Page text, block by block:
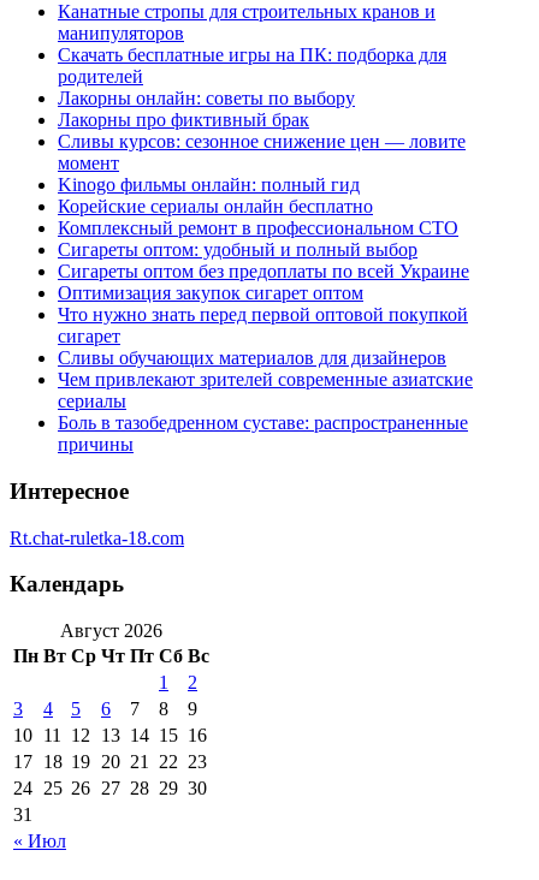
Канатные стропы для строительных кранов и
манипуляторов
Скачать бесплатные игры на ПК: подборка для
родителей
Лакорны онлайн: советы по выбору
Лакорны про фиктивный брак
Сливы курсов: сезонное снижение цен — ловите
момент
Kinogo фильмы онлайн: полный гид
Корейские сериалы онлайн бесплатно
Комплексный ремонт в профессиональном СТО
Сигареты оптом: удобный и полный выбор
Сигареты оптом без предоплаты по всей Украине
Оптимизация закупок сигарет оптом
Что нужно знать перед первой оптовой покупкой
сигарет
Сливы обучающих материалов для дизайнеров
Чем привлекают зрителей современные азиатские
сериалы
Боль в тазобедренном суставе: распространенные
причины
Интересное
Rt.chat-ruletka-18.com
Календарь
Август 2026
Пн Вт Ср Чт Пт Сб Вс
« Июл
1
2
3
4 5 6 7 8
9
10 11 12 13 14 15 16
17 18 19 20 21 22 23
24 25 26 27 28 29 30
31